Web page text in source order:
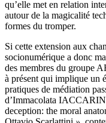
qu’elle met en relation
autour de la magicalité
formes du tromper.
Si cette extension aux
socionumérique a donc
des membres du groupe
à présent qui implique un
pratiques de médiation
d’Immacolata
deception: the moral